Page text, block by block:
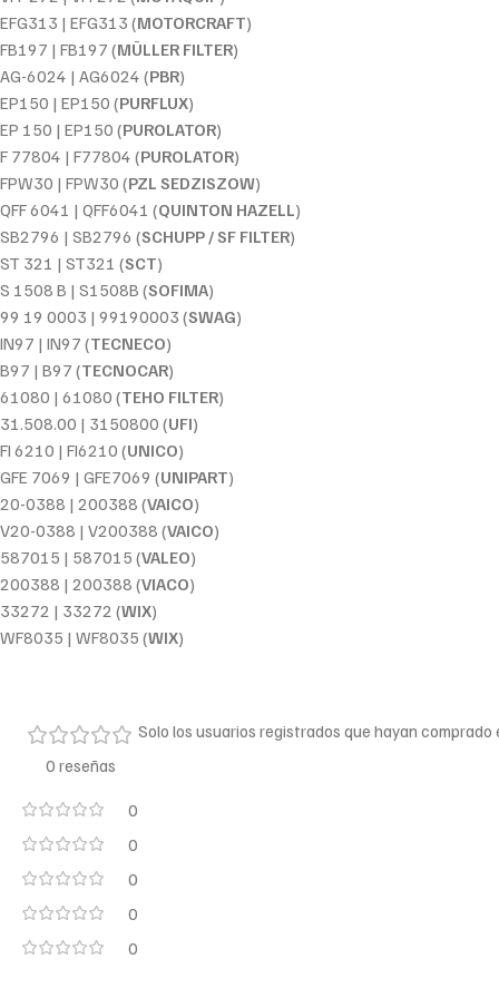
EFG313 | EFG313 (MOTORCRAFT)
FB197 | FB197 (MÜLLER FILTER)
AG-6024 | AG6024 (PBR)
EP150 | EP150 (PURFLUX)
EP 150 | EP150 (PUROLATOR)
F 77804 | F77804 (PUROLATOR)
FPW30 | FPW30 (PZL SEDZISZOW)
QFF 6041 | QFF6041 (QUINTON HAZELL )
SB2796 | SB2796 (SCHUPP / SF FILTER)
ST 321 | ST321 (SCT)
S 1508 B | S1508B (SOFIMA)
99 19 0003 | 99190003 (SWAG)
IN97 | IN97 (TECNECO)
B97 | B97 (TECNOCAR)
61080 | 61080 (TEHO FILTER)
31.508.00 | 3150800 (UFI)
FI 6210 | FI6210 (UNICO)
GFE 7069 | GFE7069 (UNIPART)
20-0388 | 200388 (VAICO)
V20-0388 | V200388 (VAICO)
587015 | 587015 (VALEO)
200388 | 200388 (VIACO)
33272 | 33272 (WIX)
WF8035 | WF8035 (WIX)
0 reseñas
0
0
0
0
0
Solo los usuarios registrados que hayan